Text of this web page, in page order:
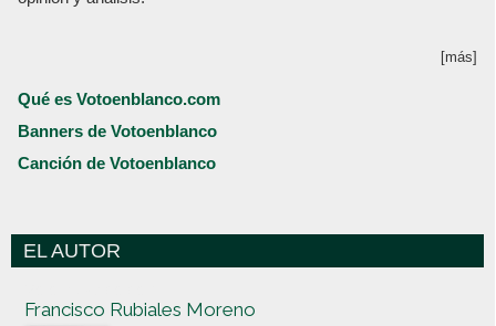
[más]
Qué es Votoenblanco.com
Banners de Votoenblanco
Canción de Votoenblanco
EL AUTOR
Francisco Rubiales Moreno